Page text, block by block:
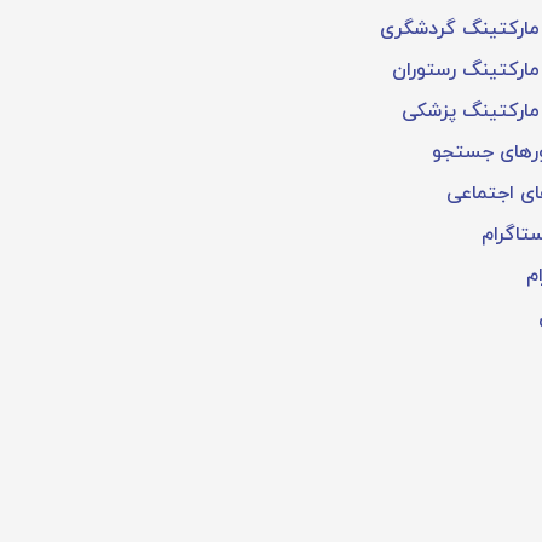
گردشگری
رستوران
پزشکی
جستجو
اجتماعی